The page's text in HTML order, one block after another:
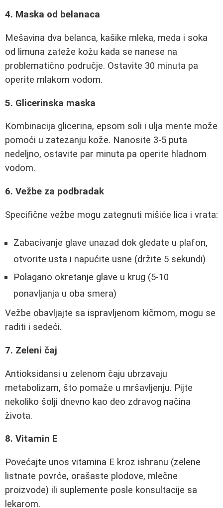
4. Maska od belanaca
Mešavina dva belanca, kašike mleka, meda i soka
od limuna zateže kožu kada se nanese na
problematično područje. Ostavite 30 minuta pa
operite mlakom vodom.
5. Glicerinska maska
Kombinacija glicerina, epsom soli i ulja mente može
pomoći u zatezanju kože. Nanosite 3-5 puta
nedeljno, ostavite par minuta pa operite hladnom
vodom.
6. Vežbe za podbradak
Specifične vežbe mogu zategnuti mišiće lica i vrata:
Zabacivanje glave unazad dok gledate u plafon,
otvorite usta i napućite usne (držite 5 sekundi)
Polagano okretanje glave u krug (5-10
ponavljanja u oba smera)
Vežbe obavljajte sa ispravljenom kičmom, mogu se
raditi i sedeći.
7. Zeleni čaj
Antioksidansi u zelenom čaju ubrzavaju
metabolizam, što pomaže u mršavljenju. Pijte
nekoliko šolji dnevno kao deo zdravog načina
života.
8. Vitamin E
Povećajte unos vitamina E kroz ishranu (zelene
listnate povrće, orašaste plodove, mlečne
proizvode) ili suplemente posle konsultacije sa
lekarom.